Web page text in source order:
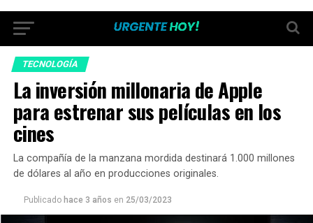
TECNOLOGÍA
La inversión millonaria de Apple
para estrenar sus películas en los
cines
La compañía de la manzana mordida destinará 1.000 millones
de dólares al año en producciones originales.
Publicado hace 3 años en 25/03/2023